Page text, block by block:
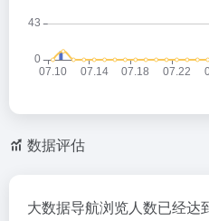
数据评估
大数据导航浏览人数已经达